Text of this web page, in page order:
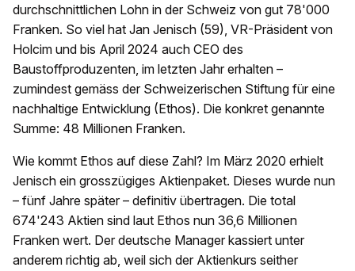
durchschnittlichen Lohn in der Schweiz von gut 78'000
Franken. So viel hat Jan Jenisch (59), VR-Präsident von
Holcim und bis April 2024 auch CEO des
Baustoffproduzenten, im letzten Jahr erhalten –
zumindest gemäss der Schweizerischen Stiftung für eine
nachhaltige Entwicklung (Ethos). Die konkret genannte
Summe: 48 Millionen Franken.
Wie kommt Ethos auf diese Zahl? Im März 2020 erhielt
Jenisch ein grosszügiges Aktienpaket. Dieses wurde nun
– fünf Jahre später – definitiv übertragen. Die total
674'243 Aktien sind laut Ethos nun 36,6 Millionen
Franken wert. Der deutsche Manager kassiert unter
anderem richtig ab, weil sich der Aktienkurs seither